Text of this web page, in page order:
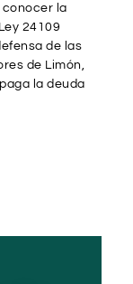
conocer la
24109
de las
de Limón,
la deuda